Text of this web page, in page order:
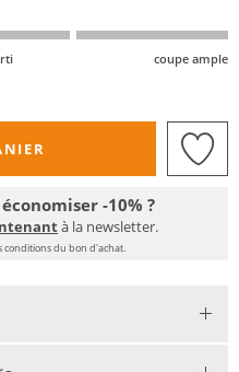
coupe ample
-10% ?
à la newsletter.
conditions du bon d'achat.